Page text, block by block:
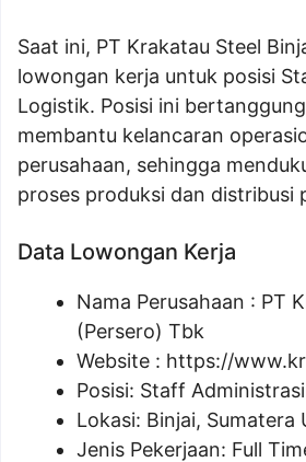
Saat ini, PT Krakatau Steel
lowongan kerja untuk posisi
Logistik. Posisi ini
membantu kelancaran
perusahaan, sehingga
proses produksi dan distribusi
Data Lowongan Kerja
Nama Perusahaan : PT
(Persero) Tbk
Website : https://
Posisi: Staff
Lokasi: Binjai, Sumatera
Jenis Pekerjaan: Full